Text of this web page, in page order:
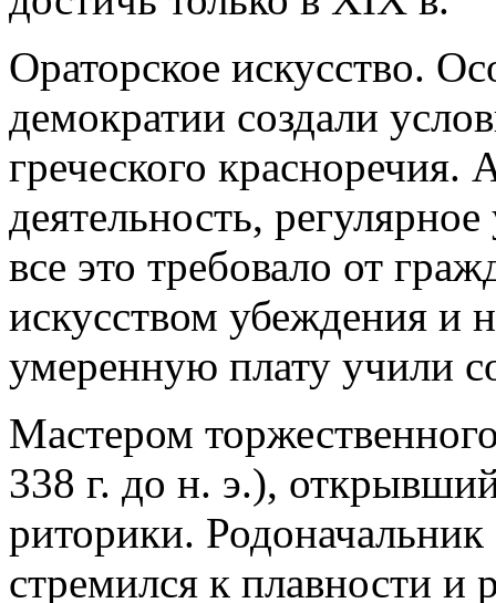
Ораторское искусство.
демократии создали
греческого красноречия.
деятельность,
все это требовало от
искусством убеждения и
умеренную плату учили
Мастером
338 г. до н. э.),
риторики.
стремился к плавности и